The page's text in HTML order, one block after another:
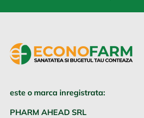
este o marca inregistrata:
PHARM AHEAD SRL